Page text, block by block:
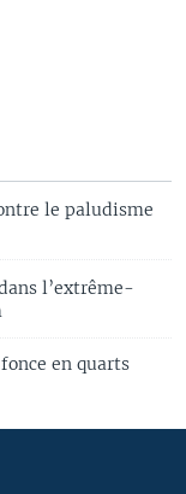
le paludisme
l’extrême-
en quarts